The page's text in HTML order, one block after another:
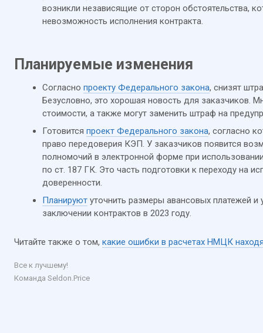
возникли независящие от сторон обстоятельства,
невозможность исполнения контракта.
Планируемые изменения
Согласно проекту Федерального закона, снизят
Безусловно, это хорошая новость для заказчиков.
стоимости, а также могут заменить штраф на
Готовится проект Федерального закона, согласно
право передоверия КЭП. У заказчиков появится
полномочий в электронной форме при
по ст. 187 ГК. Это часть подготовки к переходу на
доверенности.
Планируют уточнить размеры авансовых платежей и
заключении контрактов в 2023 году.
Читайте также о том, какие ошибки в расчетах НМЦК
Все к лучшему!
Команда Seldon.Price